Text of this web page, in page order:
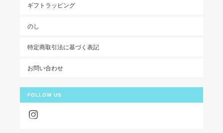
ギフトラッピング
のし
特定商取引法に基づく表記
お問い合わせ
FOLLOW US